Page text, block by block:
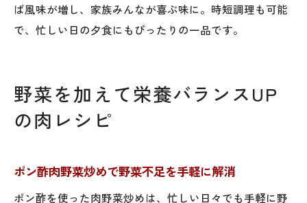
ば風味が増し、家族みんなが喜ぶ味に。時短調理も可能
で、忙しい日の夕食にもぴったりの一品です。
野菜を加えて栄養バランスUP
の肉レシピ
ポン酢肉野菜炒めで野菜不足を手軽に解消
ポン酢を使った肉野菜炒めは、忙しい日々でも手軽に野